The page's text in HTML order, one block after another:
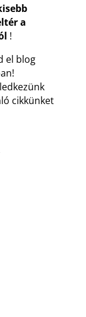
a
!
el blog
cikkünket